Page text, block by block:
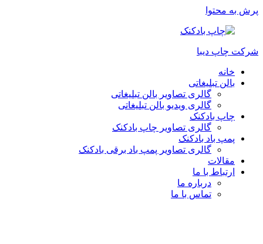
پرش به محتوا
شرکت چاپ دیبا
خانه
بالن تبلیغاتی
گالری تصاویر بالن تبلیغاتی
گالری ویدیو بالن تبلیغاتی
چاپ بادکنک
گالری تصاویر چاپ بادکنک
پمپ باد بادکنک
گالری تصاویر پمپ باد برقی بادکنک
مقالات
ارتباط با ما
درباره ما
تماس با ما